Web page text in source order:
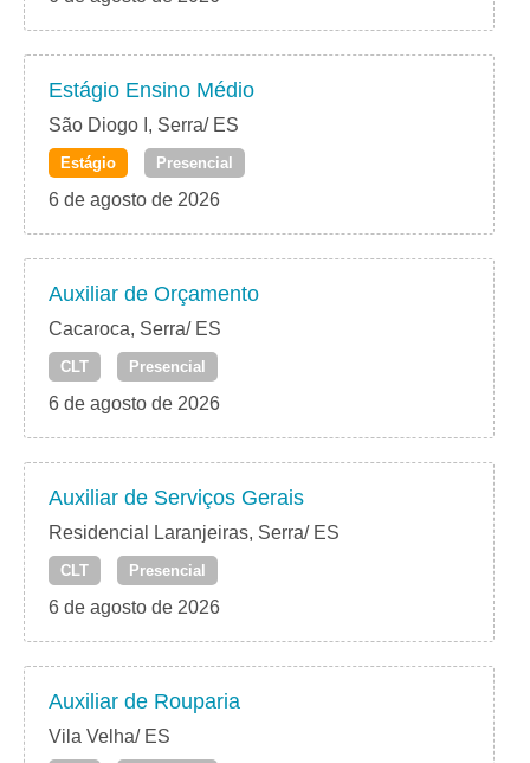
Estágio Ensino Médio
São Diogo I, Serra/ ES
Estágio Presencial
6 de agosto de 2026
Auxiliar de Orçamento
Cacaroca, Serra/ ES
CLT Presencial
6 de agosto de 2026
Auxiliar de Serviços Gerais
Residencial Laranjeiras, Serra/ ES
CLT Presencial
6 de agosto de 2026
Auxiliar de Rouparia
Vila Velha/ ES